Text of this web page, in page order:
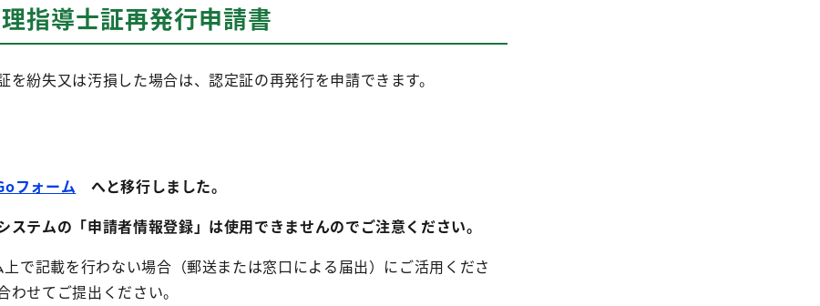
指導士証再発行申請書
を紛失又は汚損した場合は、認定証の再発行を申請できます。
フォーム へと移行しました。
ステムの「申請者情報登録」は使用できませんのでご注意ください。
で記載を行わない場合（郵送または窓口による届出）にご活用くださ
せてご提出ください。